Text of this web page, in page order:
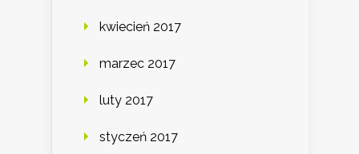
kwiecień 2017
marzec 2017
luty 2017
styczeń 2017